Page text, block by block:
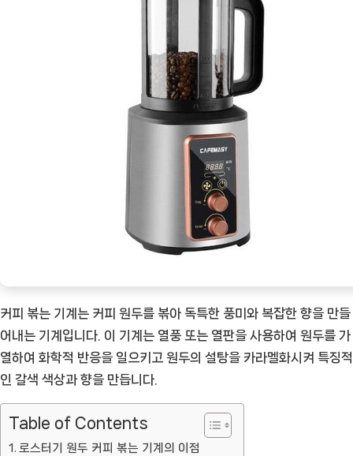
추
천
상
품]
커피 볶는 기계는 커피 원두를 볶아 독특한 풍미와 복잡한 향을 만들
어내는 기계입니다. 이 기계는 열풍 또는 열판을 사용하여 원두를 가
열하여 화학적 반응을 일으키고 원두의 설탕을 카라멜화시켜 특징적
인 갈색 색상과 향을 만듭니다.
Table of Contents
로스터기 원두 커피 볶는 기계의 이점